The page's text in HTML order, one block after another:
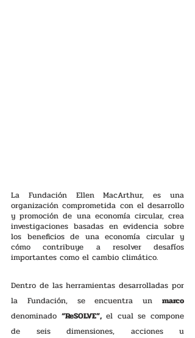
La Fundación Ellen MacArthur, es una
organización comprometida con el desarrollo
y promoción de una economía circular, crea
investigaciones basadas en evidencia sobre
los beneficios de una economía circular y
cómo contribuye a resolver desafíos
importantes como el cambio climático.
Dentro de las herramientas desarrolladas por
la Fundación, se encuentra un marco
denominado “ReSOLVE”, el cual se compone
de seis dimensiones, acciones u